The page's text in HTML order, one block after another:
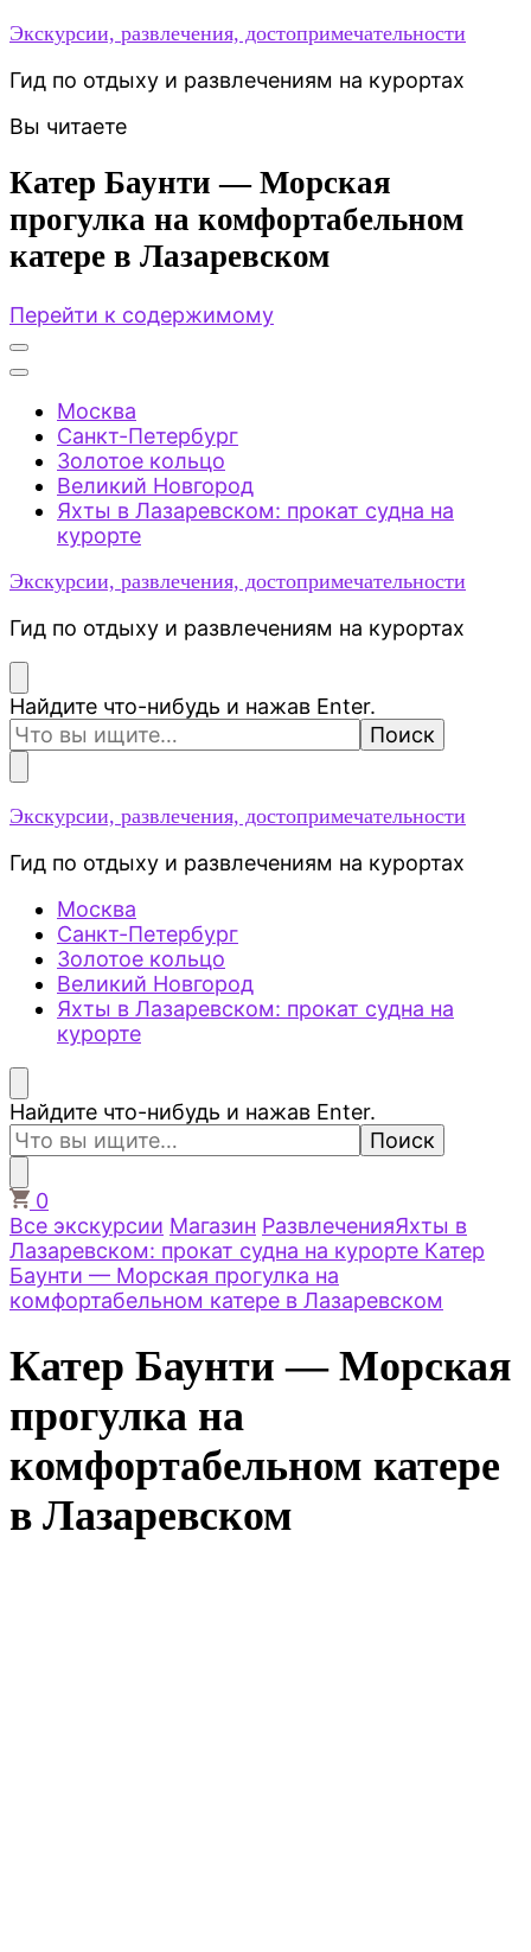
Экскурсии, развлечения, достопримечательности
Гид по отдыху и развлечениям на курортах
Вы читаете
Катер Баунти — Морская
прогулка на комфортабельном
катере в Лазаревском
Перейти к содержимому
Москва
Санкт-Петербург
Золотое кольцо
Великий Новгород
Яхты в Лазаревском: прокат судна на
курорте
Экскурсии, развлечения, достопримечательности
Гид по отдыху и развлечениям на курортах
Ищите
что-
то?
Найдите что-нибудь и нажав Enter.
Экскурсии, развлечения, достопримечательности
Гид по отдыху и развлечениям на курортах
Москва
Санкт-Петербург
Золотое кольцо
Великий Новгород
Яхты в Лазаревском: прокат судна на
курорте
Ищите
что-
то?
Найдите что-нибудь и нажав Enter.
0
Все экскурсии Магазин РазвлеченияЯхты в
Лазаревском: прокат судна на курорте Катер
Баунти — Морская прогулка на
комфортабельном катере в Лазаревском
Катер Баунти — Морская
прогулка на
комфортабельном катере
в Лазаревском